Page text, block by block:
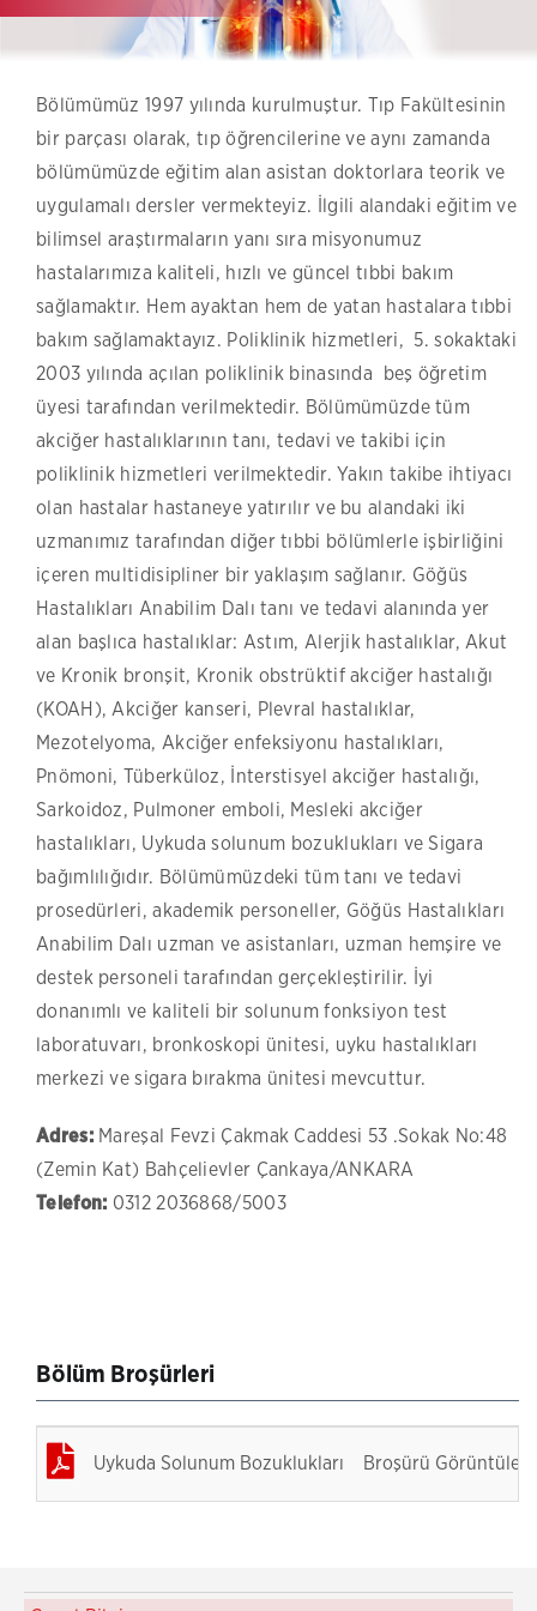
Bölümümüz 1997 yılında kurulmuştur. Tıp Fakültesinin
bir parçası olarak, tıp öğrencilerine ve aynı zamanda
bölümümüzde eğitim alan asistan doktorlara teorik ve
uygulamalı dersler vermekteyiz. İlgili alandaki eğitim ve
bilimsel araştırmaların yanı sıra misyonumuz
hastalarımıza kaliteli, hızlı ve güncel tıbbi bakım
sağlamaktır. Hem ayaktan hem de yatan hastalara tıbbi
bakım sağlamaktayız. Poliklinik hizmetleri, 5. sokaktaki
2003 yılında açılan poliklinik binasında beş öğretim
üyesi tarafından verilmektedir. Bölümümüzde tüm
akciğer hastalıklarının tanı, tedavi ve takibi için
poliklinik hizmetleri verilmektedir. Yakın takibe ihtiyacı
olan hastalar hastaneye yatırılır ve bu alandaki iki
uzmanımız tarafından diğer tıbbi bölümlerle işbirliğini
içeren multidisipliner bir yaklaşım sağlanır. Göğüs
Hastalıkları Anabilim Dalı tanı ve tedavi alanında yer
alan başlıca hastalıklar: Astım, Alerjik hastalıklar, Akut
ve Kronik bronşit, Kronik obstrüktif akciğer hastalığı
(KOAH), Akciğer kanseri, Plevral hastalıklar,
Mezotelyoma, Akciğer enfeksiyonu hastalıkları,
Pnömoni, Tüberküloz, İnterstisyel akciğer hastalığı,
Sarkoidoz, Pulmoner emboli, Mesleki akciğer
hastalıkları, Uykuda solunum bozuklukları ve Sigara
bağımlılığıdır. Bölümümüzdeki tüm tanı ve tedavi
prosedürleri, akademik personeller, Göğüs Hastalıkları
Anabilim Dalı uzman ve asistanları, uzman hemşire ve
destek personeli tarafından gerçekleştirilir. İyi
donanımlı ve kaliteli bir solunum fonksiyon test
laboratuvarı, bronkoskopi ünitesi, uyku hastalıkları
merkezi ve sigara bırakma ünitesi mevcuttur.
Adres: Mareşal Fevzi Çakmak Caddesi 53 .Sokak No:48
(Zemin Kat) Bahçelievler Çankaya/ANKARA
Telefon: 0312 2036868/5003
Bölüm Broşürleri
Uykuda Solunum Bozuklukları Broşürü Görüntüle